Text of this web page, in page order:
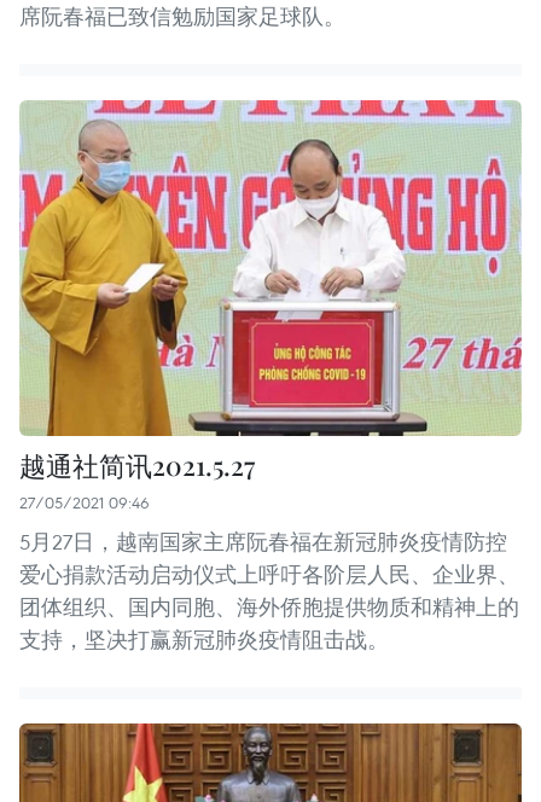
席阮春福已致信勉励国家足球队。
越通社简讯2021.5.27
27/05/2021 09:46
5月27日，越南国家主席阮春福在新冠肺炎疫情防控
爱心捐款活动启动仪式上呼吁各阶层人民、企业界、
团体组织、国内同胞、海外侨胞提供物质和精神上的
支持，坚决打赢新冠肺炎疫情阻击战。